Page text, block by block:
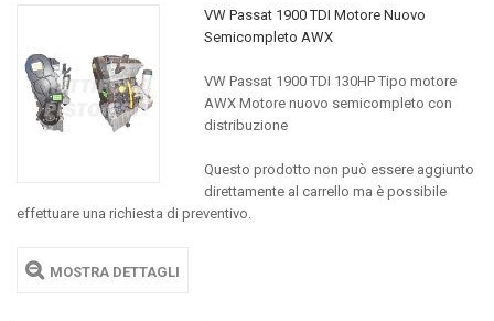
VW Passat 1900 TDI Motore Nuovo
Semicompleto AWX
VW Passat 1900 TDI 130HP Tipo motore
AWX Motore nuovo semicompleto con
distribuzione
Questo prodotto non può essere aggiunto
direttamente al carrello ma è possibile
effettuare una richiesta di preventivo.
MOSTRA DETTAGLI